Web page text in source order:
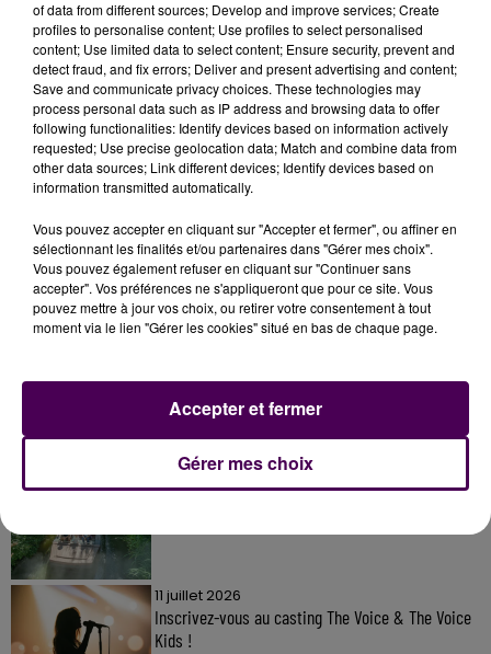
ailleurs, qu'il s'agit du"premier site protégé au Mans
depuis 2016et le premier de notre histoire hors du
centre-ville". De quoi saluer une"bonne nouvelle"
qui
salue"l'engagement de la collectivité pour valoriser
son patrimoine et se mettre au service du
rayonnement du territoire".
À LA UNE
31 juillet 2026
11 juillet 2026
Inscrivez-vous au casting The Voice & The Voice
Kids !
of data from different sources; Develop and improve services; Create
profiles to personalise content; Use profiles to select personalised
content; Use limited data to select content; Ensure security, prevent and
detect fraud, and fix errors; Deliver and present advertising and content;
Save and communicate privacy choices. These technologies may
process personal data such as IP address and browsing data to offer
following functionalities: Identify devices based on information actively
requested; Use precise geolocation data; Match and combine data from
other data sources; Link different devices; Identify devices based on
information transmitted automatically.
Vous pouvez accepter en cliquant sur "Accepter et fermer", ou affiner en
sélectionnant les finalités et/ou partenaires dans "Gérer mes choix".
Vous pouvez également refuser en cliquant sur "Continuer sans
accepter". Vos préférences ne s'appliqueront que pour ce site. Vous
pouvez mettre à jour vos choix, ou retirer votre consentement à tout
moment via le lien "Gérer les cookies" situé en bas de chaque page.
Gérer mes choix
Accepter et fermer